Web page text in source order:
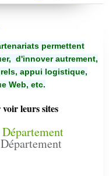
permettent
d'innover autrement,
appui logistique,
Web, etc.
leurs sites